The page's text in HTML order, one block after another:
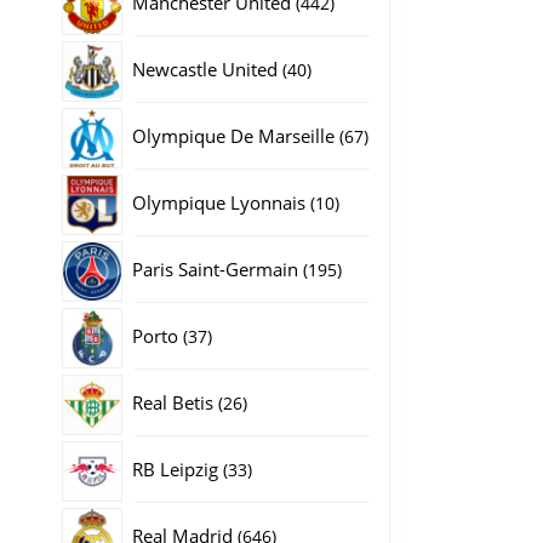
Newcastle United 4040
Olympique De Marseille 6767
Olympique Lyonnais 1010
Paris Saint-Germain 195195
Porto 3737
Real Betis 2626
RB Leipzig 3333
Real Madrid 646646